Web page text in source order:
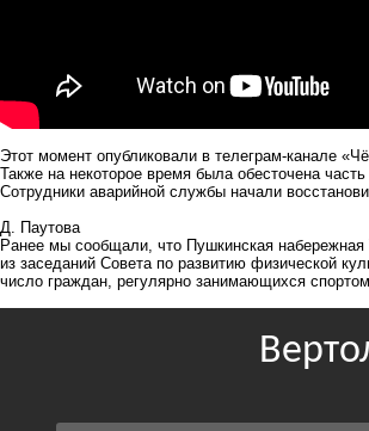
Этот момент опубликовали в телеграм-канале
Также на некоторое время была обесточена
Сотрудники аварийной службы начали
Д. Паутова
Ранее мы сообщали, что Пушкинская набережная
из заседаний Совета по развитию физической
число граждан, регулярно занимающихся